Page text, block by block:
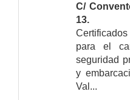
C/
13.
para el
seguridad
y
Val...